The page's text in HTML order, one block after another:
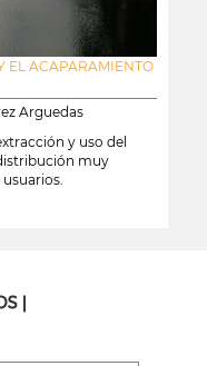
EL ACAPARAMIENTO
Arguedas
y uso del
muy
|